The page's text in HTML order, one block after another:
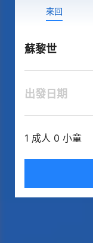
來回
蘇黎世
出發日期
1 成人 0 小童